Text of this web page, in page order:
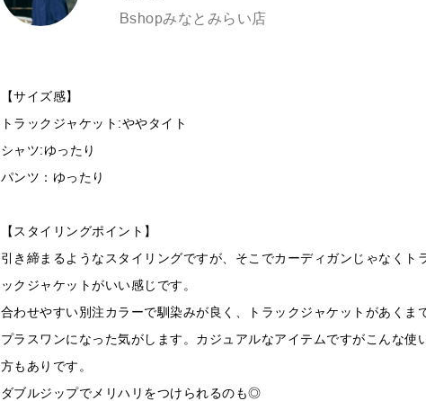
Bshopみなとみらい店
【サイズ感】
トラックジャケット:ややタイト
シャツ:ゆったり
パンツ：ゆったり
【スタイリングポイント】
引き締まるようなスタイリングですが、そこでカーディガンじゃなくト
ックジャケットがいい感じです。
合わせやすい別注カラーで馴染みが良く、トラックジャケットがあくま
プラスワンになった気がします。カジュアルなアイテムですがこんな使
方もありです。
ダブルジップでメリハリをつけられるのも◎